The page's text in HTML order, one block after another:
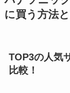
に買う方法
TOP3の人気
比較！